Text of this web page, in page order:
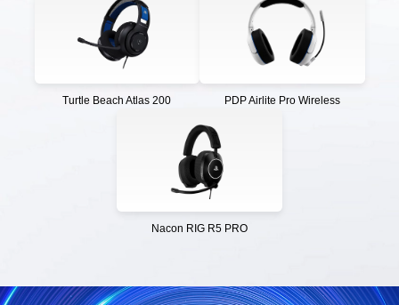
Turtle Beach Atlas 200 PDP Airlite Pro Wireless
Nacon RIG R5 PRO